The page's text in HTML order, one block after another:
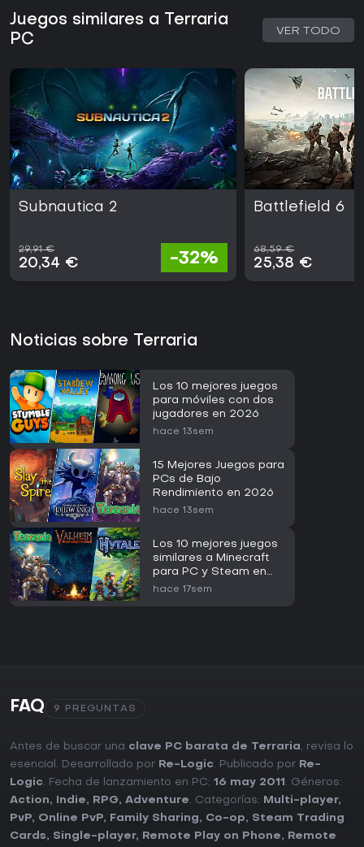
Juegos similares a Terraria
PC
VER TODO
Subnautica 2
29,91 €
20,34 € -32%
Battlefield 6
68,59 €
25,38 €
Noticias sobre Terraria
Los 10 mejores juegos
para móviles con dos
jugadores en 2026
hace 13sem
15 Mejores Juegos para
PCs de Bajo
Rendimiento en 2026
hace 13sem
Los 10 mejores juegos
similares a Minecraft
para PC y Steam en
2026
hace 17sem
FAQ 9 PREGUNTAS
Antes de buscar una clave PC barata de Terraria, revisa lo
esencial. Desarrollado por Re-Logic. Publicado por Re-
Logic. Fecha de lanzamiento en PC: 16 may 2011 . Géneros:
Action, Indie, RPG, Adventure. Categorías: Multi-player,
PvP, Online PvP, Family Sharing, Co-op, Steam Trading
Cards, Single-player, Remote Play on Phone, Remote